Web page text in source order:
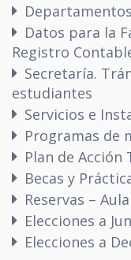
Departamentos
Datos para la
Registro
Secretaría.
estudiantes
Servicios e
Programas de
Plan de Acción
Becas y
Reservas –
Elecciones a
Elecciones a